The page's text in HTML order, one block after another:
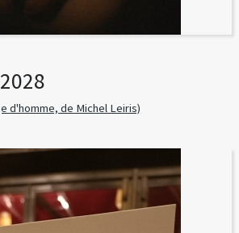
d'homme, de Michel Leiris)